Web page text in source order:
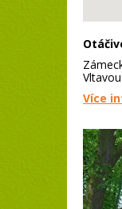
Vltavou
Více